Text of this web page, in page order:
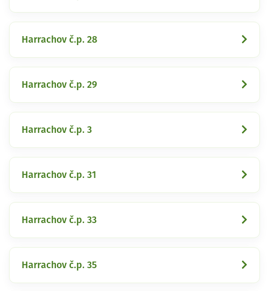
Harrachov č.p. 28
Harrachov č.p. 29
Harrachov č.p. 3
Harrachov č.p. 31
Harrachov č.p. 33
Harrachov č.p. 35